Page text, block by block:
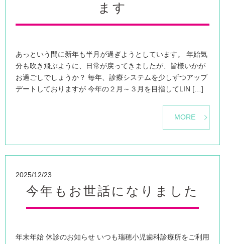
ます
あっという間に新年も半月が過ぎようとしています。 年始気
分も吹き飛ぶように、日常が戻ってきましたが、皆様いかが
お過ごしでしょうか？ 毎年、診療システムを少しずつアップ
デートしておりますが 今年の２月～３月を目指してLIN […]
MORE
2025/12/23
今年もお世話になりました
年末年始 休診のお知らせ いつも瑞穂小児歯科診療所をご利用